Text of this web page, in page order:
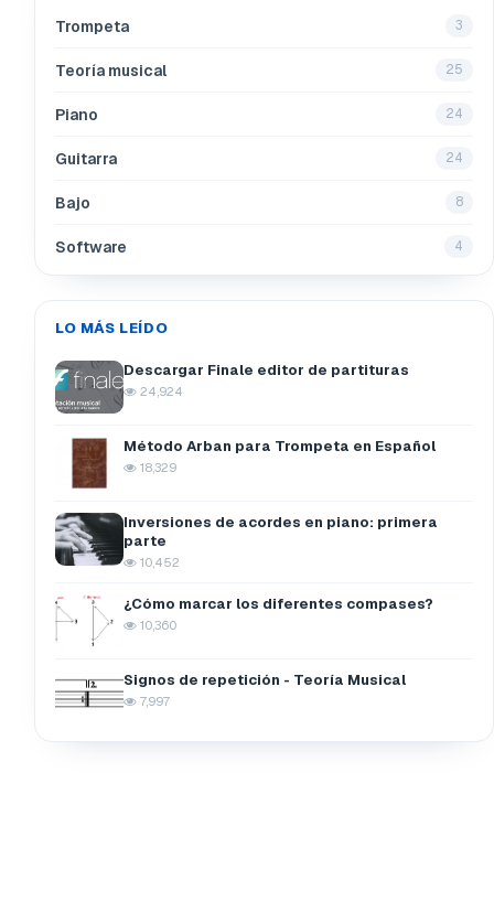
Trompeta 3
Teoría musical 25
Piano 24
Guitarra 24
Bajo 8
Software 4
LO MÁS LEÍDO
Descargar Finale editor de partituras
24,924
Método Arban para Trompeta en Español
18,329
Inversiones de acordes en piano: primera
parte
10,452
¿Cómo marcar los diferentes compases?
10,360
Signos de repetición - Teoría Musical
7,997